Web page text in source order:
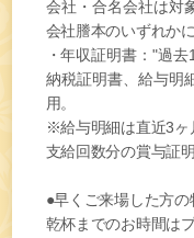
会社・合名会社は対
会社謄本のいずれか
・年収証明書："過
納税証明書、給与明
用。
※給与明細は直近3ヶ
支給回数分の賞与証
●早くご来場した方の
乾杯までのお時間は